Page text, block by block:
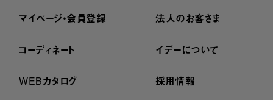
マイページ・会員登録
コーディネート
WEBカタログ
法人のお客さま
イデーについて
採用情報